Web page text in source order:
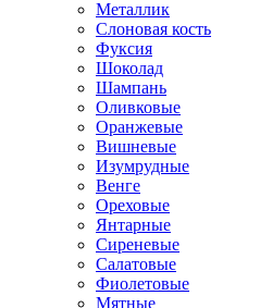
Металлик
Слоновая кость
Фуксия
Шоколад
Шампань
Оливковые
Оранжевые
Вишневые
Изумрудные
Венге
Ореховые
Янтарные
Сиреневые
Салатовые
Фиолетовые
Мятные